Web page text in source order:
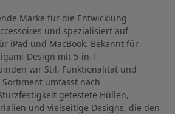
Marke für die Entwicklung
und spezialisiert auf
iPad und MacBook. Bekannt für
Design mit 5-in-1-
wir Stil, Funktionalität und
umfasst nach
getestete Hüllen,
und vielseitige Designs, die den